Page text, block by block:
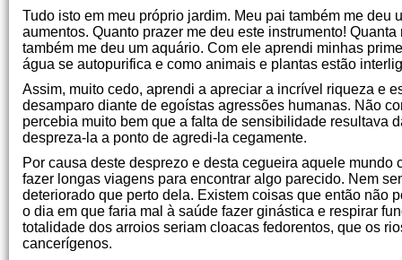
Tudo isto em meu próprio jardim. Meu pai também me
aumentos. Quanto prazer me deu este instrumento!
também me deu um aquário. Com ele aprendi minhas
água se autopurifica e como animais e plantas estão
Assim, muito cedo, aprendi a apreciar a incrível riqueza e
desamparo diante de egoístas agressões humanas. Não
percebia muito bem que a falta de sensibilidade resultava
despreza-la a ponto de agredi-la cegamente.
Por causa deste desprezo e desta cegueira aquele
fazer longas viagens para encontrar algo parecido. Nem
deteriorado que perto dela. Existem coisas que então não
o dia em que faria mal à saúde fazer ginástica e respirar
totalidade dos arroios seriam cloacas fedorentos, que os
cancerígenos.